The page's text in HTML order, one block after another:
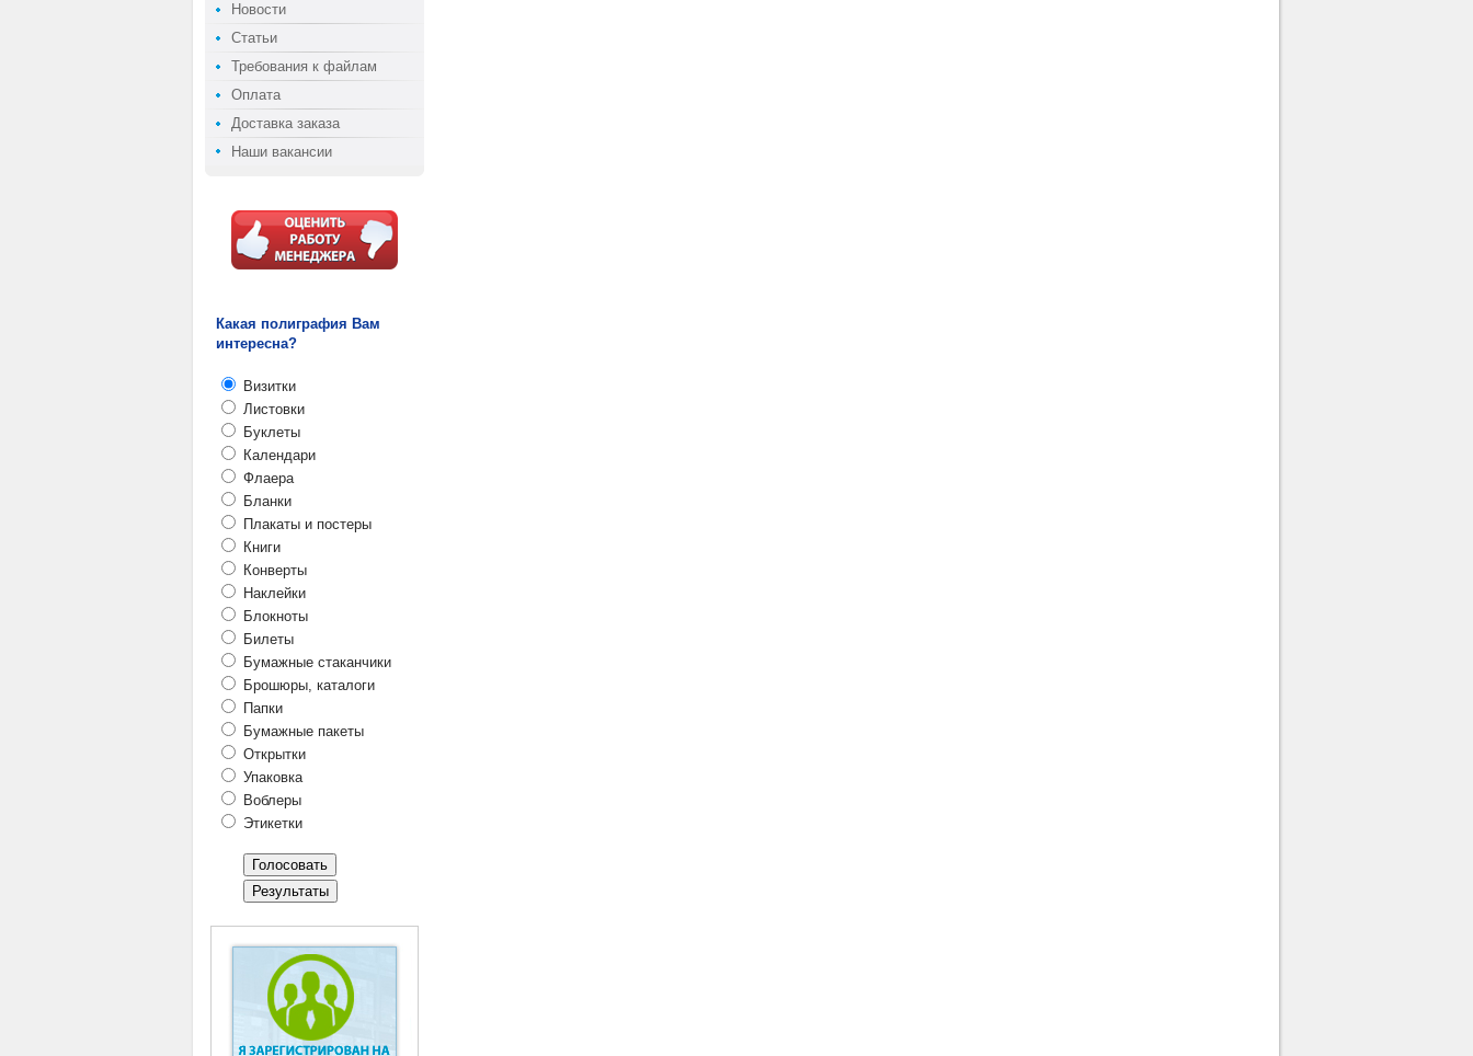
Новости
Статьи
Требования к файлам
Оплата
Доставка заказа
Наши вакансии
Какая полиграфия Вам
интересна?
Визитки
Листовки
Буклеты
Календари
Флаера
Бланки
Плакаты и постеры
Книги
Конверты
Наклейки
Блокноты
Билеты
Бумажные стаканчики
Брошюры, каталоги
Папки
Бумажные пакеты
Открытки
Упаковка
Воблеры
Этикетки